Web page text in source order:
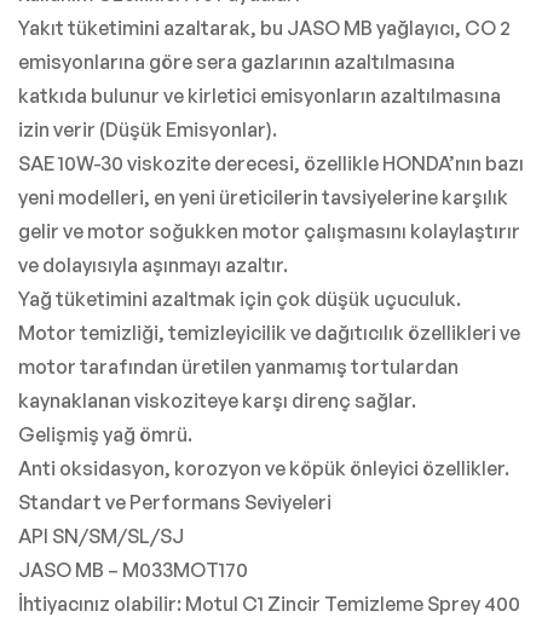
Yakıt tüketimini azaltarak, bu JASO MB yağlayıcı, CO 2
emisyonlarına göre sera gazlarının azaltılmasına
katkıda bulunur ve kirletici emisyonların azaltılmasına
izin verir (Düşük Emisyonlar).
SAE 10W-30 viskozite derecesi, özellikle HONDA’nın bazı
yeni modelleri, en yeni üreticilerin tavsiyelerine karşılık
gelir ve motor soğukken motor çalışmasını kolaylaştırır
ve dolayısıyla aşınmayı azaltır.
Yağ tüketimini azaltmak için çok düşük uçuculuk.
Motor temizliği, temizleyicilik ve dağıtıcılık özellikleri ve
motor tarafından üretilen yanmamış tortulardan
kaynaklanan viskoziteye karşı direnç sağlar.
Gelişmiş yağ ömrü.
Anti oksidasyon, korozyon ve köpük önleyici özellikler.
Standart ve Performans Seviyeleri
API SN/SM/SL/SJ
JASO MB – M033MOT170
İhtiyacınız olabilir: Motul C1 Zincir Temizleme Sprey 400